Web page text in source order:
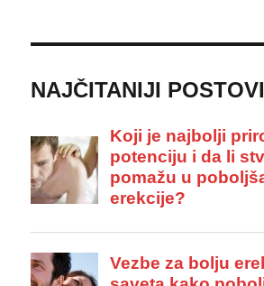
NAJČITANIJI POSTOVI